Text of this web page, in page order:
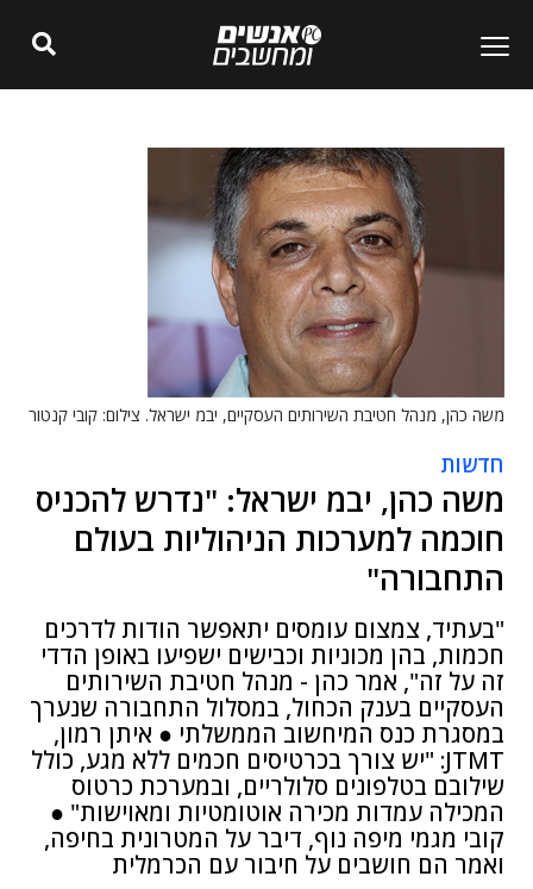
משה כהן, מנהל חטיבת השירותים העסקיים, יבמ ישראל. צילום: קובי קנטור
חדשות
משה כהן, יבמ ישראל: "נדרש להכניס
חוכמה למערכות הניהוליות בעולם
התחבורה"
"בעתיד, צמצום עומסים יתאפשר הודות לדרכים
חכמות, בהן מכוניות וכבישים ישפיעו באופן הדדי
זה על זה", אמר כהן - מנהל חטיבת השירותים
העסקיים בענק הכחול, במסלול התחבורה שנערך
במסגרת כנס המיחשוב הממשלתי ● איתן רמון,
JTMT: "יש צורך בכרטיסים חכמים ללא מגע, כולל
שילובם בטלפונים סלולריים, ובמערכת כרטוס
המכילה עמדות מכירה אוטומטיות ומאוישות" ●
קובי מגמי מיפה נוף, דיבר על המטרונית בחיפה,
ואמר הם חושבים על חיבור עם הכרמלית